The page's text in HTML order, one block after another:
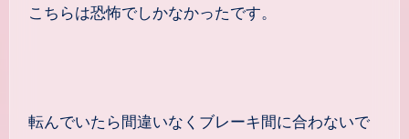
こちらは恐怖でしかなかったです。
転んでいたら間違いなくブレーキ間に合わないで